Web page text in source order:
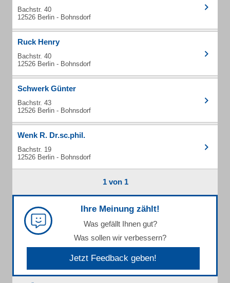
Bachstr. 40
12526 Berlin - Bohnsdorf
Ruck Henry
Bachstr. 40
12526 Berlin - Bohnsdorf
Schwerk Günter
Bachstr. 43
12526 Berlin - Bohnsdorf
Wenk R. Dr.sc.phil.
Bachstr. 19
12526 Berlin - Bohnsdorf
1 von 1
Ihre Meinung zählt!
Was gefällt Ihnen gut?
Was sollen wir verbessern?
Jetzt Feedback geben!